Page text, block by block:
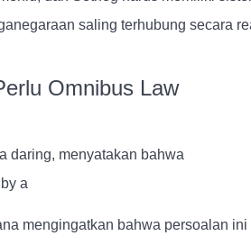
saling terhubung secara
Omnibus Law
daring, menyatakan bahwa
a
mengingatkan bahwa persoalan ini